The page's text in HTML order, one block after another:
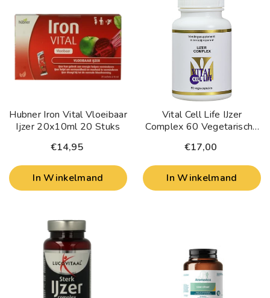
Hubner Iron Vital Vloeibaar
Ijzer 20x10ml 20 Stuks
€14,95
In Winkelmand
Vital Cell Life IJzer
Complex 60 Vegetarische
€17,00
In Winkelmand